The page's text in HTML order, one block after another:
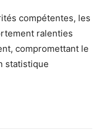
compétentes, les
ralenties
compromettant le
statistique